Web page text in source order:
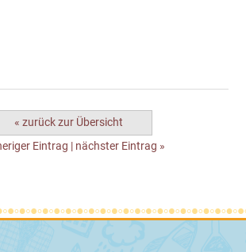
« zurück zur Übersicht
Eintrag
nächster Eintrag »